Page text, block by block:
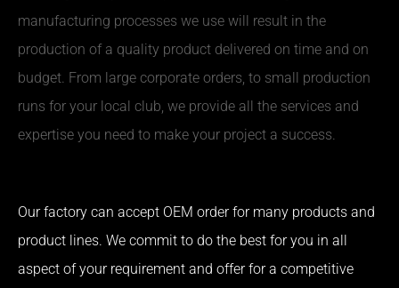
manufacturing processes we use will result in the
production of a quality product delivered on time and on
budget. From large corporate orders, to small production
runs for your local club, we provide all the services and
expertise you need to make your project a success.
Our factory can accept OEM order for many products and
product lines. We commit to do the best for you in all
aspect of your requirement and offer for a competitive